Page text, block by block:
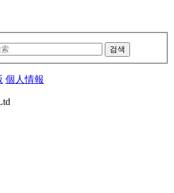
검색
個人情報